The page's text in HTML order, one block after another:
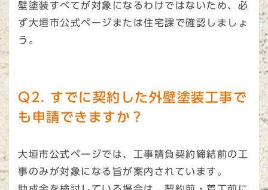
壁塗装すべてが対象になるわけではないため、必
ず大垣市公式ページまたは住宅課で確認しましょ
う。
Q2. すでに契約した外壁塗装工事で
も申請できますか？
大垣市公式ページでは、工事請負契約締結前の工
事のみが対象になる旨が案内されています。